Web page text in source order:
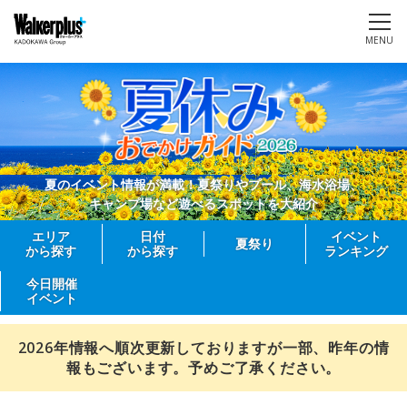
MENU
夏のイベント情報が満載！夏祭りやプール、海水浴場、
キャンプ場など遊べるスポットを大紹介
エリア
から探す
日付
から探す
夏祭り
イベント
ランキング
今日開催
イベント
2026年情報へ順次更新しておりますが一部、昨年の情
報もございます。予めご了承ください。